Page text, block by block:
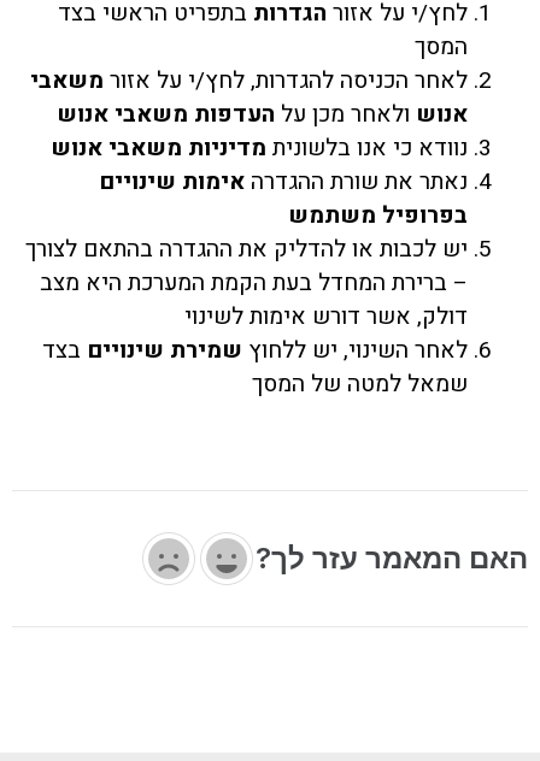
לחץ/י על אזור הגדרות בתפריט הראשי בצד
המסך
לאחר הכניסה להגדרות, לחץ/י על אזור משאבי
אנוש ולאחר מכן על העדפות משאבי אנוש
נוודא כי אנו בלשונית מדיניות משאבי אנוש
נאתר את שורת ההגדרה אימות שינויים
בפרופיל משתמש
יש לכבות או להדליק את ההגדרה בהתאם לצורך
– ברירת המחדל בעת הקמת המערכת היא מצב
דולק, אשר דורש אימות לשינוי
לאחר השינוי, יש ללחוץ שמירת שינויים בצד
שמאל למטה של המסך
האם המאמר עזר לך?